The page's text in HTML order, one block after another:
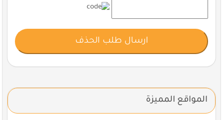
المواقع المميزة